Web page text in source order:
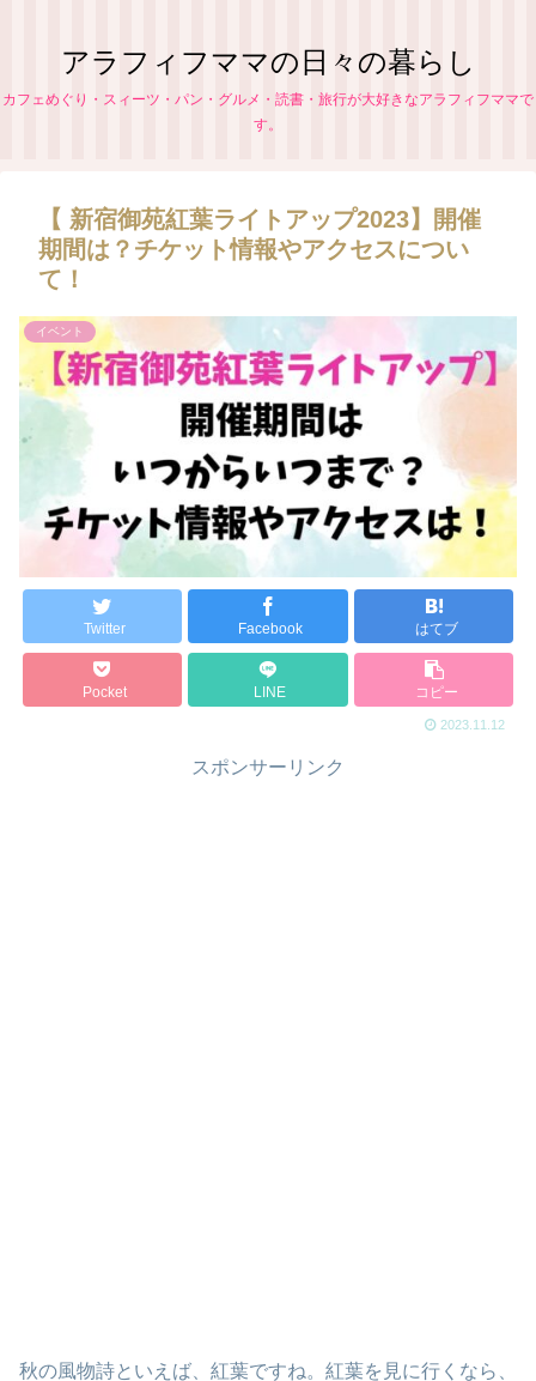
アラフィフママの日々の暮らし
カフェめぐり・スィーツ・パン・グルメ・読書・旅行が大好きなアラフィフママで
す。
【 新宿御苑紅葉ライトアップ2023】開催
期間は？チケット情報やアクセスについ
て！
イベント
Twitter Facebook はてブ
Pocket LINE コピー
2023.11.12
スポンサーリンク
秋の風物詩といえば、紅葉ですね。紅葉を見に行くなら、